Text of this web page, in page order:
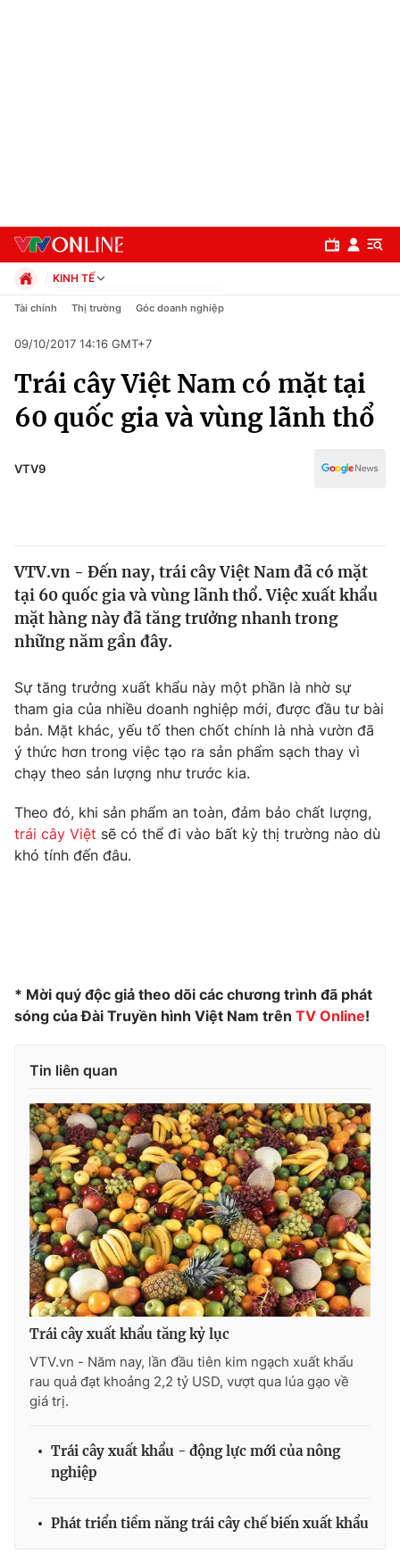
Chuyên mục
Chính trị
Thế giới
Tin tức
Thế giới đó đây
Câu chuyện quốc tế
Tài chính
Thị trường
Góc doanh nghiệp
Dữ liệu và đời sống
Truyền hình
Phim VTV
Hậu trường
Giải trí
Điện ảnh
Học trực tuyến
Hitech Công nghệ tương lai
Tư vấn
Giao lưu trực tuyến
Lịch phát sóng
Chuyên mục khác
Emagazine Podcast
Photo Infographic
Video Shorts video
VTV Money VTV Thể thao
VTV Sức khoẻ Bất động sản
KINH TẾ
Chính trị
Pháp luật
Kinh tế
Thể thao
Truyền hình
Tài chính Thị trường Góc doanh nghiệp
09/10/2017 14:16 GMT+7
Trái cây Việt Nam có mặt tại
60 quốc gia và vùng lãnh thổ
VTV9
VTV.vn - Đến nay, trái cây Việt Nam đã có mặt
tại 60 quốc gia và vùng lãnh thổ. Việc xuất khẩu
mặt hàng này đã tăng trưởng nhanh trong
những năm gần đây.
Sự tăng trưởng xuất khẩu này một phần là nhờ sự
tham gia của nhiều doanh nghiệp mới, được đầu tư bài
bản. Mặt khác, yếu tố then chốt chính là nhà vườn đã
ý thức hơn trong việc tạo ra sản phẩm sạch thay vì
chạy theo sản lượng như trước kia.
Theo đó, khi sản phẩm an toàn, đảm bảo chất lượng,
trái cây Việt sẽ có thể đi vào bất kỳ thị trường nào dù
khó tính đến đâu.
* Mời quý độc giả theo dõi các chương trình đã phát
sóng của Đài Truyền hình Việt Nam trên TV Online!
Tin liên quan
Trái cây xuất khẩu tăng kỷ lục
VTV.vn - Năm nay, lần đầu tiên kim ngạch xuất khẩu
rau quả đạt khoảng 2,2 tỷ USD, vượt qua lúa gạo về
giá trị.
Trái cây xuất khẩu - động lực mới của nông
nghiệp
Phát triển tiềm năng trái cây chế biến xuất khẩu